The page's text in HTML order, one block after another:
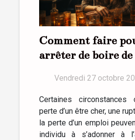
Comment faire
arrêter de boire de
Vendredi 27 octobre
Certaines
perte d’un être cher, une
la perte d’un emploi
individu à s’adonner à